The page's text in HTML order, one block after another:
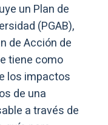
un Plan de
(PGAB),
de Acción de
tiene como
los impactos
de una
a través de